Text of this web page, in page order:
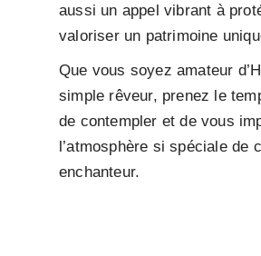
aussi un appel vibrant à
valoriser un patrimoine
Que vous soyez amateur
simple rêveur, prenez le
de contempler et de vous
l’atmosphère si spéciale de
enchanteur.